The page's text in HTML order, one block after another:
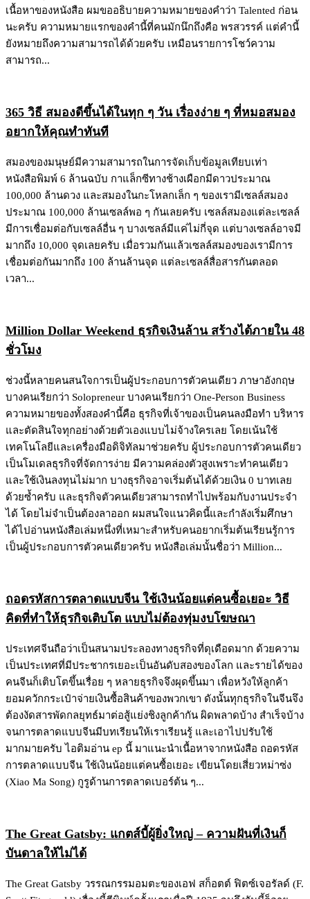
เนื้อหาของหนังสือ ผมขออธิบายความหมายของคำว่า Talented ก่อน
นะครับ ความหมายแรกของคำนี้ที่คนมักนึกถึงคือ พรสวรรค์ แต่คำนี้
ยังหมายถึงความสามารถได้ด้วยครับ เหมือนรายการโชว์ความ
สามารถ...
365 วิธี สมองดีขึ้นได้ในทุก ๆ วัน เรื่องง่าย ๆ ที่หมอสมอง
อยากให้คุณทำทันที
สมองของมนุษย์มีความสามารถในการจัดเก็บข้อมูลเทียบเท่า
หนังสือพิมพ์ 6 ล้านฉบับ กาแล็กซีทางช้างเผือกมีดาวประมาณ
100,000 ล้านดวง และสมองในกะโหลกเล็ก ๆ ของเรามีเซลล์สมอง
ประมาณ 100,000 ล้านเซลล์พอ ๆ กันเลยครับ เซลล์สมองแต่ละเซลล์
มีการเชื่อมต่อกับเซลล์อื่น ๆ บางเซลล์มีแค่ไม่กี่จุด แต่บางเซลล์อาจมี
มากถึง 10,000 จุดเลยครับ เมื่อรวมกันแล้วเซลล์สมองของเรามีการ
เชื่อมต่อกันมากถึง 100 ล้านล้านจุด แต่ละเซลล์สื่อสารกันตลอด
เวลา...
Million Dollar Weekend ธุรกิจเงินล้าน สร้างได้ภายใน 48
ชั่วโมง
ช่วงนี้หลายคนสนใจการเป็นผู้ประกอบการตัวคนเดียว ภาษาอังกฤษ
บางคนเรียกว่า Solopreneur บางคนเรียกว่า One-Person Business
ความหมายของทั้งสองคำนี้คือ ธุรกิจที่เจ้าของเป็นคนลงมือทำ บริหาร
และตัดสินใจทุกอย่างด้วยตัวเองแบบไม่จ้างใครเลย โดยเน้นใช้
เทคโนโลยีและเครื่องมือดิจิทัลมาช่วยครับ ผู้ประกอบการตัวคนเดียว
เป็นโมเดลธุรกิจที่จัดการง่าย มีความคล่องตัวสูงเพราะทำคนเดียว
และใช้เงินลงทุนไม่มาก บางธุรกิจอาจเริ่มต้นได้ด้วยเงิน 0 บาทเลย
ด้วยซ้ำครับ และธุรกิจตัวคนเดียวสามารถทำไปพร้อมกับงานประจำ
ได้ โดยไม่จำเป็นต้องลาออก ผมสนใจแนวคิดนี้และกำลังเริ่มศึกษา
ได้ไปอ่านหนังสือเล่มหนึ่งที่เหมาะสำหรับคนอยากเริ่มต้นเรียนรู้การ
เป็นผู้ประกอบการตัวคนเดียวครับ หนังสือเล่มนั้นชื่อว่า Million...
ถอดรหัสการตลาดแบบจีน ใช้เงินน้อยแต่คนซื้อเยอะ วิธี
คิดที่ทำให้ธุรกิจเติบโต แบบไม่ต้องทุ่มงบโฆษณา
ประเทศจีนถือว่าเป็นสนามประลองทางธุรกิจที่ดุเดือดมาก ด้วยความ
เป็นประเทศที่มีประชากรเยอะเป็นอันดับสองของโลก และรายได้ของ
คนจีนก็เติบโตขึ้นเรื่อย ๆ หลายธุรกิจจึงผุดขึ้นมา เพื่อหวังให้ลูกค้า
ยอมควักกระเป๋าจ่ายเงินซื้อสินค้าของพวกเขา ดังนั้นทุกธุรกิจในจีนจึง
ต้องงัดสารพัดกลยุทธ์มาต่อสู้แย่งชิงลูกค้ากัน ผิดพลาดบ้าง สำเร็จบ้าง
จนการตลาดแบบจีนมีบทเรียนให้เราเรียนรู้ และเอาไปปรับใช้
มากมายครับ ไอติมอ่าน ep นี้ มาแนะนำเนื้อหาจากหนังสือ ถอดรหัส
การตลาดแบบจีน ใช้เงินน้อยแต่คนซื้อเยอะ เขียนโดยเสี่ยวหม่าซ่ง
(Xiao Ma Song) กูรูด้านการตลาดเบอร์ต้น ๆ...
The Great Gatsby: แกตส์บี้ผู้ยิ่งใหญ่ – ความฝันที่เงินก็
บันดาลให้ไม่ได้
The Great Gatsby วรรณกรรมอมตะของเอฟ สก็อตต์ ฟิตซ์เจอรัลด์ (F.